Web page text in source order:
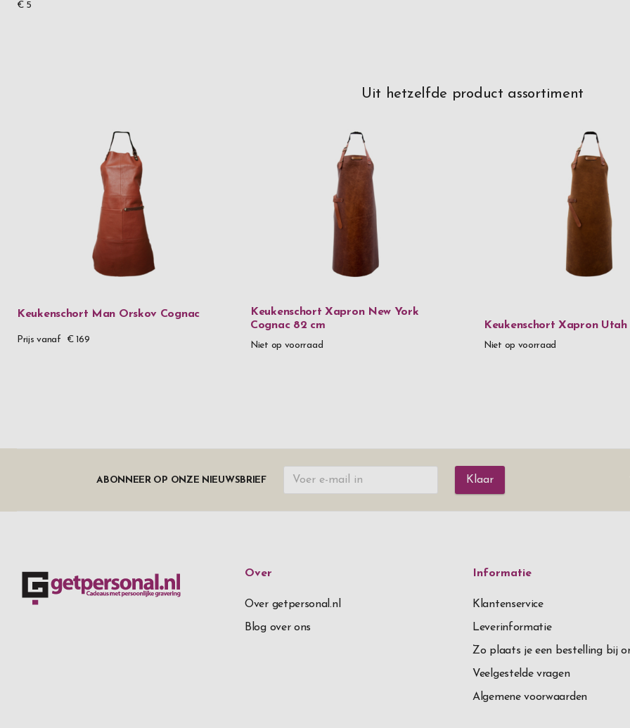
€ 5
Uit hetzelfde product assortiment
Keukenschort Man Orskov Cognac
Prijs vanaf € 169
Keukenschort Xapron New York
Cognac 82 cm
Niet op voorraad
Keukenschort Xapron Utah
Niet op voorraad
ABONNEER OP ONZE NIEUWSBRIEF Klaar
Over
Over getpersonal.nl
Blog over ons
Informatie
Klantenservice
Leverinformatie
Zo plaats je een bestelling bij
Veelgestelde vragen
Algemene voorwaarden